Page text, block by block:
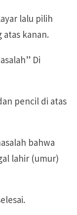
lalu pilih
kanan.
Di
pencil di atas
bahwa
lahir (umur)